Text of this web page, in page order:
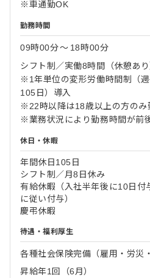
※車通勤OK
勤務時間
09時00分〜 18時00分
シフト制／実働8時間（休憩あり
※1年単位の変形労働時間制（
105日）導入
※22時以降は18歳以上の方のみ
※業務状況により勤務時間が前
休日・休暇
年間休日105日
シフト制／月8日休み
有給休暇（入社半年後に10日付
に従い付与）
慶弔休暇
待遇・福利厚生
各種社会保険完備（雇用・労災
昇給年1回（6月）